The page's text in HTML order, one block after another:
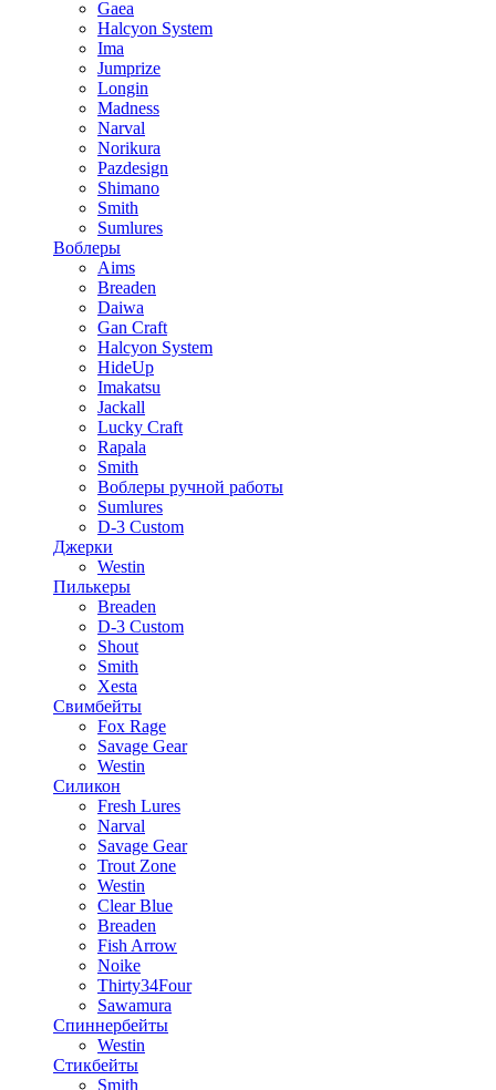
Gaea
Halcyon System
Ima
Jumprize
Longin
Madness
Narval
Norikura
Pazdesign
Shimano
Smith
Sumlures
Воблеры
Aims
Breaden
Daiwa
Gan Craft
Halcyon System
HideUp
Imakatsu
Jackall
Lucky Craft
Rapala
Smith
Воблеры ручной работы
Sumlures
D-3 Custom
Джерки
Westin
Пилькеры
Breaden
D-3 Custom
Shout
Smith
Xesta
Свимбейты
Fox Rage
Savage Gear
Westin
Силикон
Fresh Lures
Narval
Savage Gear
Trout Zone
Westin
Clear Blue
Breaden
Fish Arrow
Noike
Thirty34Four
Sawamura
Спиннербейты
Westin
Стикбейты
Smith